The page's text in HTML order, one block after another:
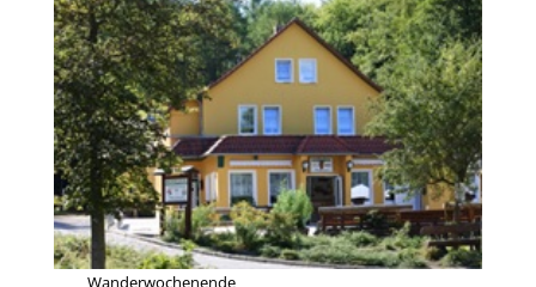
Wanderwochenende